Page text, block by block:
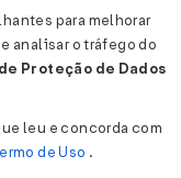
para melhorar
analisar o tráfego do
Proteção de Dados
leu e concorda com
de Uso .